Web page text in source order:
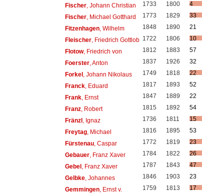
Fischer, Johann Christian 1733 1800
4
Fischer, Michael Gotthard 1773 1829
33
Fitzenhagen, Wilhelm 1848 1890
21
Fleischer, Friedrich Gottlob 1722 1806
10
Flotow, Friedrich von 1812 1883
57
Foerster, Anton 1837 1926
32
Forkel, Johann Nikolaus 1749 1818
22
Franck, Eduard 1817 1893
52
Frank, Ernst 1847 1889
22
Franz, Robert 1815 1892
54
Fränzl, Ignaz 1736 1811
15
Freytag, Michael 1816 1895
53
Fürstenau, Caspar 1772 1819
23
Gebauer, Franz Xaver 1784 1822
26
Gebel, Franz Xaver 1787 1843
47
Gelbke, Johannes 1846 1903
23
Gemmingen, Ernst v. 1759 1813
17